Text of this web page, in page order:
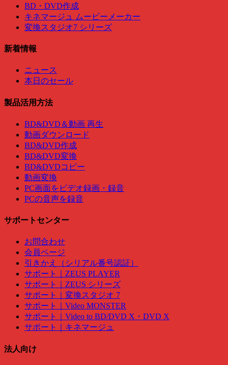
BD・DVD作成
キネマージュ ムービーメーカー
変換スタジオ7 シリーズ
新着情報
ニュース
本日のセール
製品活用方法
BD&DVD＆動画 再生
動画ダウンロード
BD&DVD作成
BD&DVD変換
BD&DVDコピー
動画変換
PC画面をビデオ録画・録音
PCの音声を録音
サポートセンター
お問合わせ
会員ページ
引きかえ（シリアル番号認証）
サポート｜ZEUS PLAYER
サポート｜ZEUS シリーズ
サポート｜変換スタジオ 7
サポート｜Video MONSTER
サポート｜Video to BD/DVD X・DVD X
サポート｜キネマージュ
法人向け